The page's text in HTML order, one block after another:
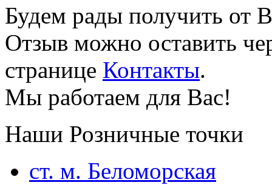
Будем рады получить от
Отзыв можно оставить
странице Контакты.
Мы работаем для Вас!
Наши Розничные точки
ст. м. Беломорская